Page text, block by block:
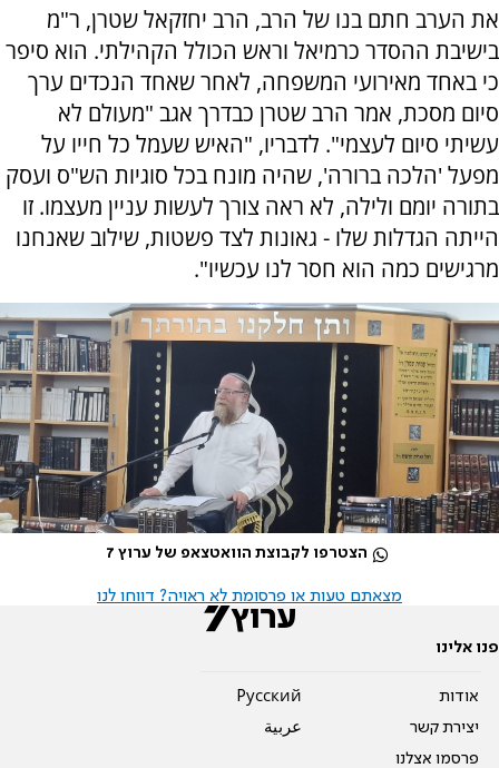
את הערב חתם בנו של הרב, הרב יחזקאל שטרן, ר"מ
בישיבת ההסדר כרמיאל וראש הכולל הקהילתי. הוא סיפר
כי באחד מאירועי המשפחה, לאחר שאחד הנכדים ערך
סיום מסכת, אמר הרב שטרן כבדרך אגב "מעולם לא
עשיתי סיום לעצמי". לדבריו, "האיש שעמל כל חייו על
מפעל 'הלכה ברורה', שהיה מונח בכל סוגיות הש"ס ועסק
בתורה יומם ולילה, לא ראה צורך לעשות עניין מעצמו. זו
הייתה הגדלות שלו - גאונות לצד פשטות, שילוב שאנחנו
מרגישים כמה הוא חסר לנו עכשיו".
הצטרפו לקבוצת הוואטצאפ של ערוץ 7
מצאתם טעות או פרסומת לא ראויה? דווחו לנו
פנו אלינו
אודות
יצירת קשר
פרסמו אצלנו
Pусский
عربية